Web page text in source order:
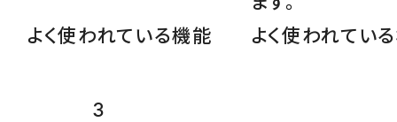
よく使われている機能
よく使われてい
3